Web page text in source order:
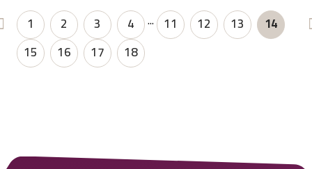
1 2 3 4 ... 11 12 13
14
15
16 17 18